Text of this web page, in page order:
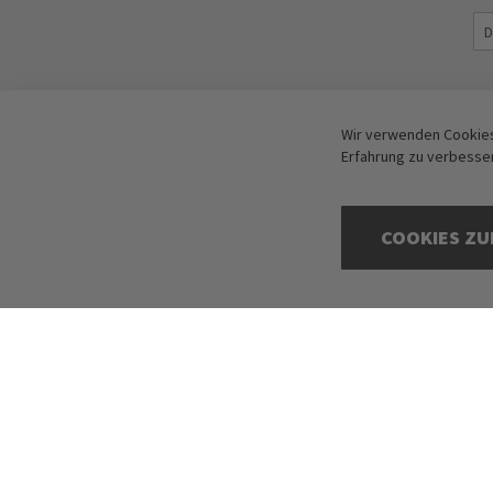
Wir verwenden
Erfahrung zu
COOKIES